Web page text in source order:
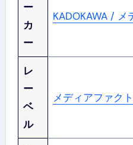
ー
カ
ー
KADOKAWA / メ
レ
ー
ベ
ル
メディアファク